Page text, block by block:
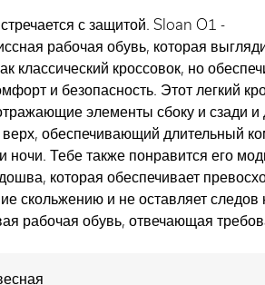
с защитой. Sloan O1 -
рабочая обувь, которая
классический кроссовок, но
и безопасность. Этот легкий
элементы сбоку и сзади
верх, обеспечивающий длительный
ночи. Тебе также понравится его
которая обеспечивает
скольжению и не оставляет следов
рабочая обувь, отвечающая